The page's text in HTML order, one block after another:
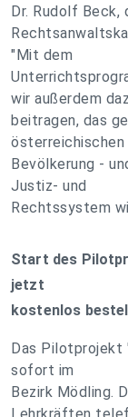
Dr. Rudolf
"Mit dem
wir außerdem
beitragen, das
österreichischen
Bevölkerung -
Justiz- und
Rechtssystem
Start des
jetzt
kostenlos
Das Pilotprojekt
sofort im
Bezirk Mödling.